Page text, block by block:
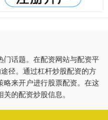
门话题。在配资网站与配资平
径。通过杠杆炒股配资的方
来开户进行股票配资。在这
的配资炒股信息。